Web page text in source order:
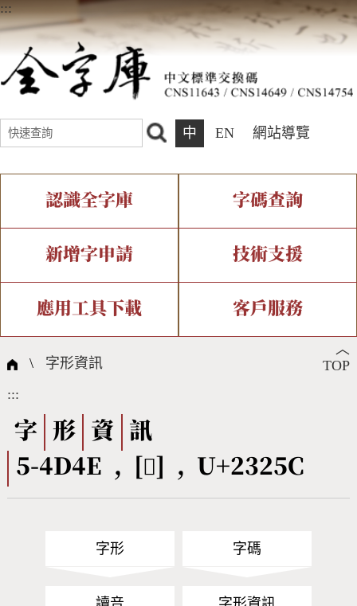
:::
中 EN 網站導覽
認識全字庫
全字庫介紹 全字庫現況
中文碼介紹 專有名詞介紹
國際字碼相關組織
字碼查詢
IDS查詢 部件查詢
複合查詢 注音查詢
筆畫查詢
筆順序查詢
CNS查詢 Unicode查詢
新增字申請
新字申請處理流程
技術支援
字形即時顯示 造字解決方案
全字庫授權 轉碼Web Service
應用工具下載
個人電腦造字處理工具
字形下載
客戶服務
問題集
熱門查詢統計
︿
TOP
\ 字形資訊
:::
字 形 資
訊
5-4D4E , [𣉜] , U+2325C
字形 字碼